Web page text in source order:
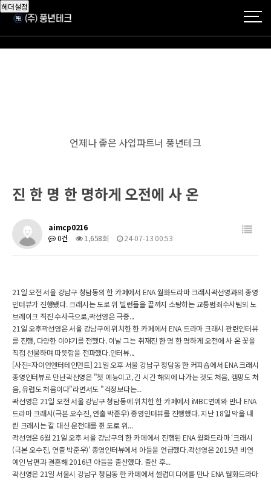
헤더설정
언제나 좋은 사업파트너 풍년테크
진 한 명 한 명하게 오전에 사 온
aimcp0216
0건
1,658회 24-07-13 00:53
21일 오전 서울 강남구 청담동의 한 카페에서 ENA 월화드라마 크래시곽선영과의 종영
인터뷰가 진행됐다. 크래시는 도로 위 빌런들을 끝까지 소탕하는 교통범죄수사팀의 노
브레이크 직진 수사극으로,곽선영은 극중...
21일 오후곽선영은 서울 강남구에 위치한 한 카페에서 ENA 드라마 크래시 관련인터뷰
를 진행, 다양한 이야기를 전했다. 이날 그는 취재진 한 명 한 명하게 오전에 사 온 꽃을
직접 선물하며 따뜻함을 전파했다.인터뷰...
[사진=자이언엔터테인먼트] 21일 오후 서울 강남구 청담동 한 커피숍에서 ENA 크래시
종영인터뷰로 만난곽선영은 "첫 예능이고, 긴 시간 해외에 나가는 것도 처음, 캠핑도 처
음, 유럽도 처음이다"라면서도 "걱정보다는...
곽선영은 21일 오전 서울 강남구 청담동에 위치한 한 카페에서 iMBC연예와 만나 ENA
드라마 크래시(극본 오수진, 연출 박준우) 종영인터뷰를 진행했다. 지난 18일 막을 내
린 크래시는 칼 대신 운전대를 쥔 도로 위...
곽선영은 6월 21일 오후 서울 강남구의 한 카페에서 진행된 ENA 월화드라마 ‘크래시
(극본 오수진, 연출 박준우)’ 종영인터뷰에서 아들을 언급했다.곽선영은 2015년 비연
예인 남편과 결혼해 2016년 아들을 출산했다. 출산 후...
곽선영은 21일 서울시 강남구 청담동 한 카페에서 셀럽미디어를 만나 ENA 월화드라마